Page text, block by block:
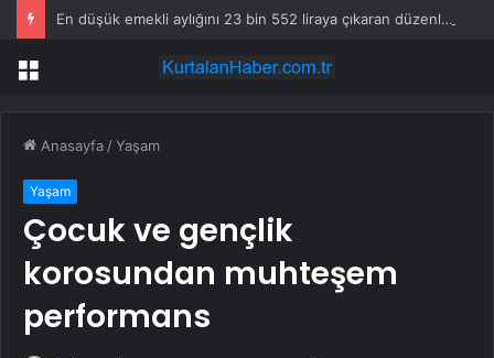
En düşük emekli aylığını 23 bin 552 liraya çıkaran düzenleme yürürlüğe girdi
Menü
Anasayfa /Yaşam
Yaşam
Çocuk ve gençlik
korosundan muhteşem
performans